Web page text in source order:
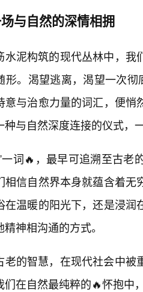
与自然的深情相拥
水泥构筑的现代丛林中，我
形。渴望逃离，渴望一次
意与治愈力量的词汇，便
种与自然深度连接的仪式，
一词🔥，最早可追溯至古
相信自然界本身就蕴含着
在温暖的阳光下，还是浸
神相沟通的方式。
老的智慧，在现代社会中被
们在自然最纯粹的🔥怀抱中